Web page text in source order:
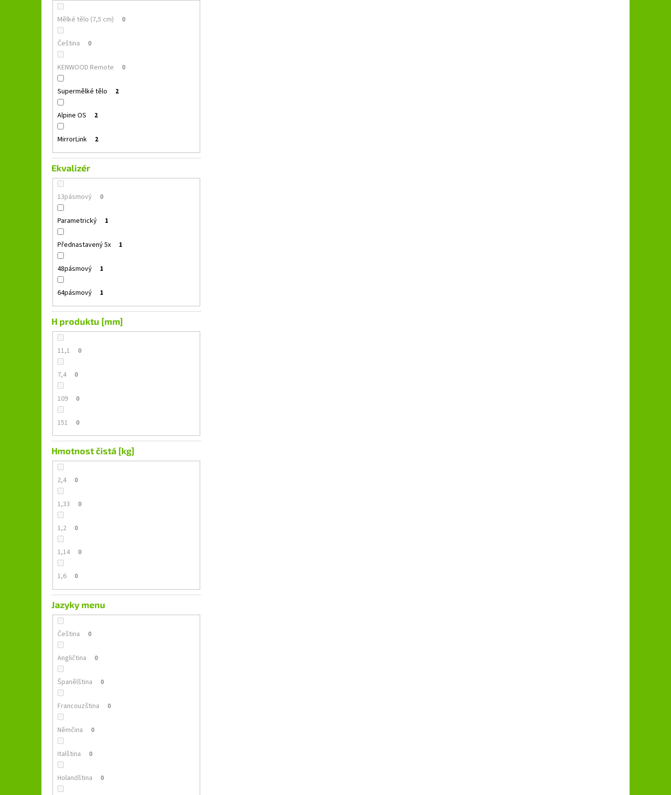
Mělké tělo (7,5 cm) 0
Čeština 0
KENWOOD Remote 0
Supermělké tělo 2
Alpine OS 2
MirrorLink 2
Ekvalizér
13pásmový 0
Parametrický 1
Přednastavený 5x 1
48pásmový 1
64pásmový 1
H produktu [mm]
11,1 0
7,4 0
109 0
151 0
Hmotnost čistá [kg]
2,4 0
1,33 0
1,2 0
1,14 0
1,6 0
Jazyky menu
Čeština 0
Angličtina 0
Španělština 0
Francouzština 0
Němčina 0
Italština 0
Holandština 0